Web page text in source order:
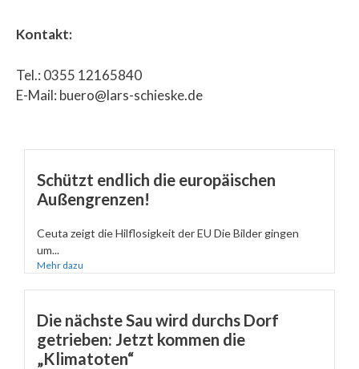
Kontakt:
Tel.: 0355 12165840
E-Mail: buero@lars-schieske.de
Schützt endlich die europäischen
Außengrenzen!
Ceuta zeigt die Hilflosigkeit der EU Die Bilder gingen
um...
Mehr dazu
Die nächste Sau wird durchs Dorf
getrieben: Jetzt kommen die
„Klimatoten“